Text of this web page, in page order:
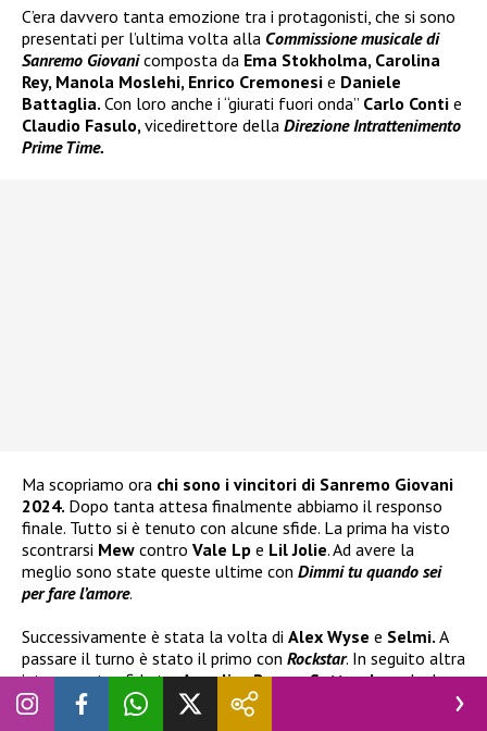
C’era davvero tanta emozione tra i protagonisti, che si sono
presentati per l’ultima volta alla Commissione musicale di
Sanremo Giovanicomposta da Ema Stokholma, Carolina
Rey, Manola Moslehi, Enrico Cremonesi e Daniele
Battaglia. Con loro anche i “giurati fuori onda” Carlo Conti e
Claudio Fasulo,vicedirettore della Direzione Intrattenimento
Prime Time.
Ma scopriamo ora chi sono i vincitori di Sanremo Giovani
2024. Dopo tanta attesa finalmente abbiamo il responso
finale. Tutto si è tenuto con alcune sfide. La prima ha visto
scontrarsi Mew contro Vale Lp e Lil Jolie. Ad avere la
meglio sono state queste ultime con Dimmi tu quando sei
per fare l’amore.
Successivamente è stata la volta di Alex Wyse e Selmi. A
passare il turno è stato il primo con Rockstar. In seguito altra
interessante sfida traAngelica BoveeSettembre, che ha
visto uscirne vittorioso il cantante con
. Infine spazio
: tra